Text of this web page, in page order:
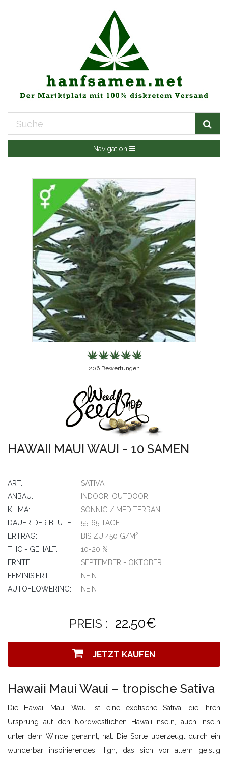
Navigation
206Bewertungen
HAWAII MAUI WAUI - 10 SAMEN
ART:
SATIVA
ANBAU:
INDOOR, OUTDOOR
KLIMA:
SONNIG / MEDITERRAN
DAUER DER BLÜTE:
55-65 TAGE
ERTRAG:
BIS ZU 450 G/M2
THC - GEHALT:
10-20 %
ERNTE:
SEPTEMBER - OKTOBER
FEMINISIERT:
NEIN
AUTOFLOWERING:
NEIN
PREIS : 22.50€
JETZT KAUFEN
Hawaii Maui Waui – tropische Sativa
Die Hawaii Maui Waui ist eine exotische Sativa, die ihren
Ursprung auf den Nordwestlichen Hawaii-Inseln, auch Inseln
unter dem Winde genannt, hat. Die Sorte überzeugt durch ein
wunderbar inspirierendes High, das sich vor allem geistig